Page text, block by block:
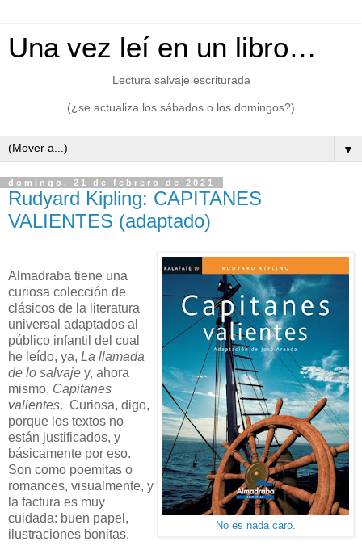
Una vez leí en un libro…
Lectura salvaje escriturada
(¿se actualiza los sábados o los domingos?)
▼
domingo, 21 de febrero de 2021
Rudyard Kipling: CAPITANES
VALIENTES (adaptado)
No es nada caro.
Almadraba tiene una
curiosa colección de
clásicos de la literatura
universal adaptados al
público infantil del cual
he leído, ya, La llamada
de lo salvaje y, ahora
mismo, Capitanes
valientes. Curiosa, digo,
porque los textos no
están justificados, y
básicamente por eso.
Son como poemitas o
romances, visualmente, y
la factura es muy
cuidada: buen papel,
ilustraciones bonitas.